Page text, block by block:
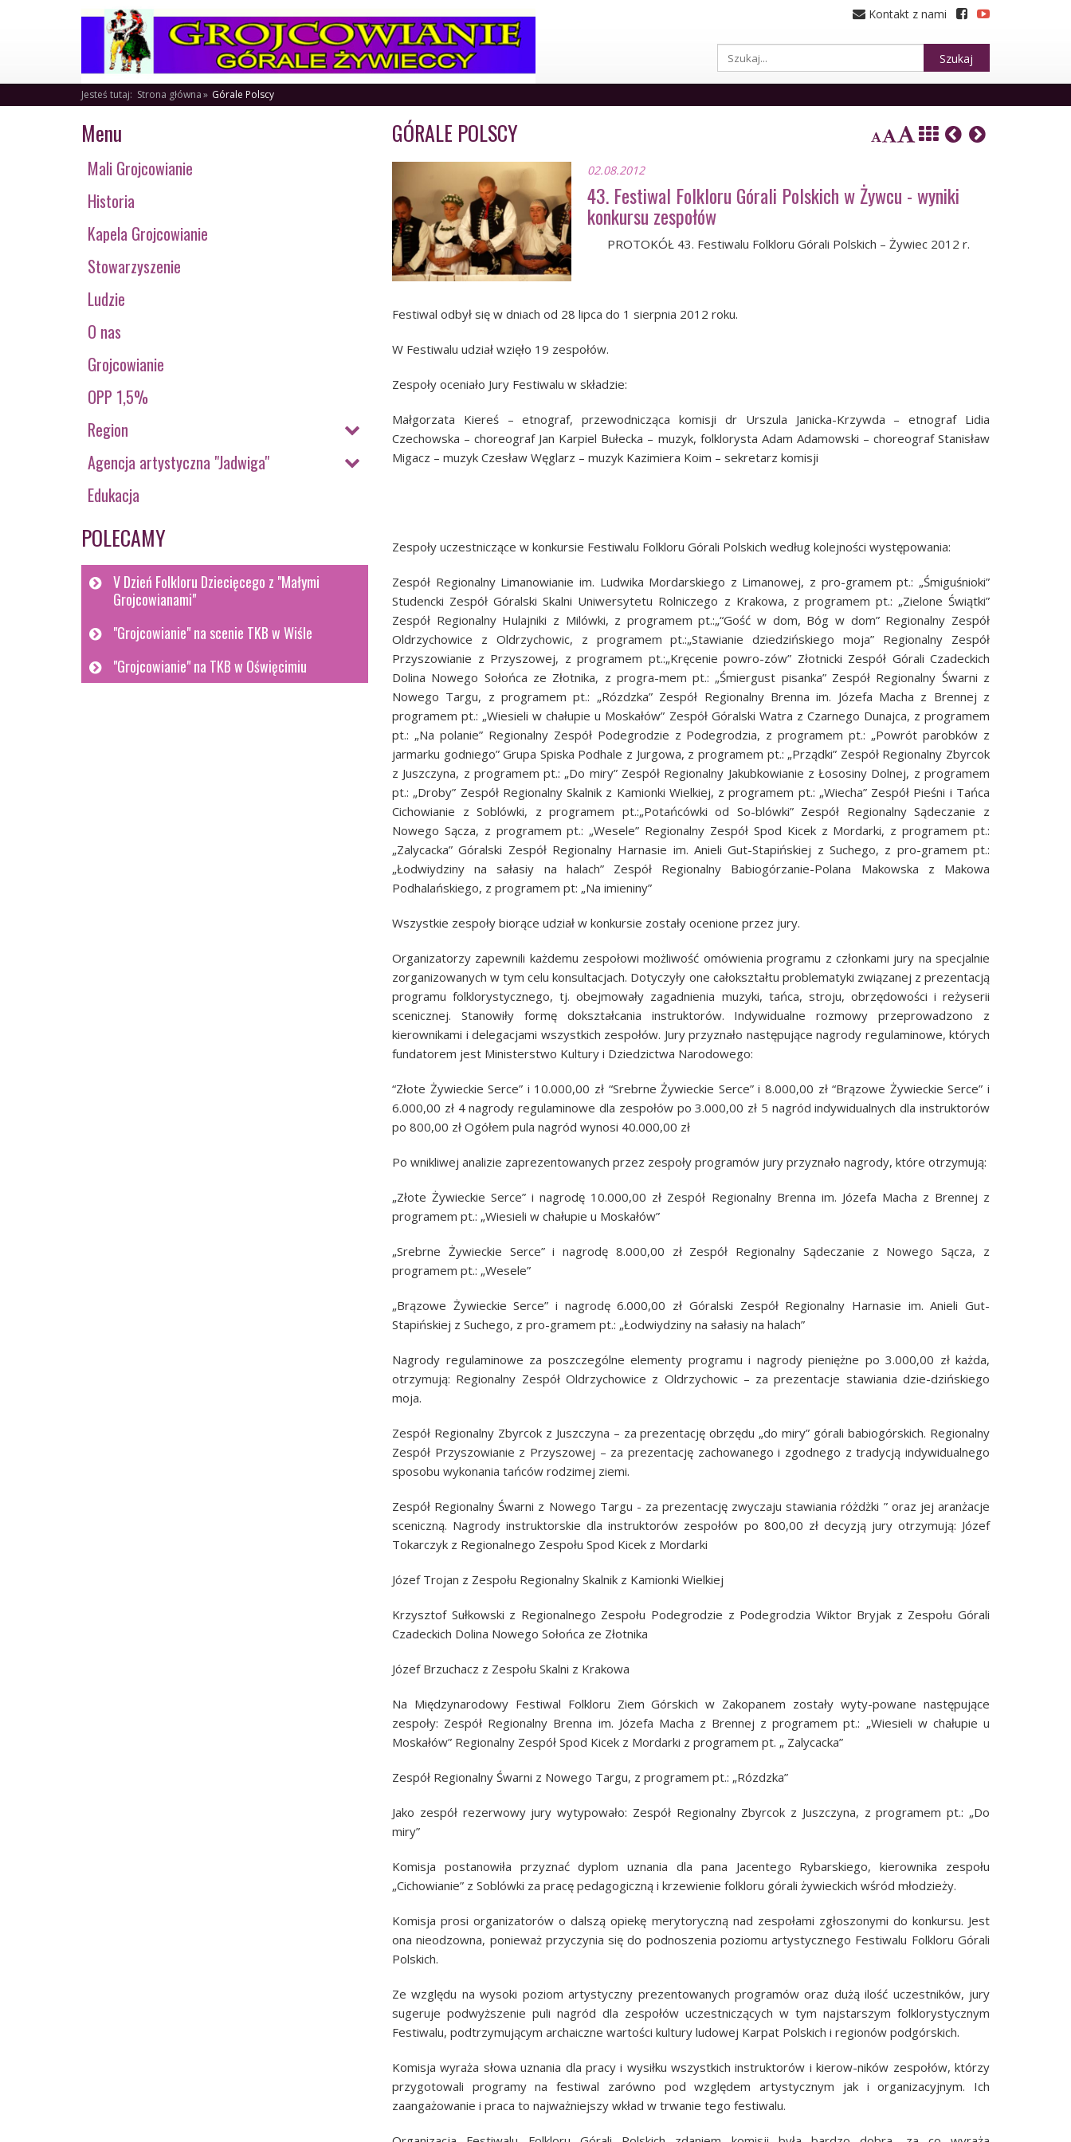
Kontakt z nami
Szukaj
Jesteś tutaj: Strona główna Górale Polscy
Menu
Mali Grojcowianie
Historia
Kapela Grojcowianie
Stowarzyszenie
Ludzie
O nas
Grojcowianie
OPP 1,5%
Region
Agencja artystyczna "Jadwiga"
Edukacja
POLECAMY
V Dzień Folkloru Dziecięcego z "Małymi
Grojcowianami"
"Grojcowianie" na scenie TKB w Wiśle
"Grojcowianie" na TKB w Oświęcimiu
GÓRALE POLSCY
02.08.2012
43. Festiwal Folkloru Górali Polskich w Żywcu - wyniki
konkursu zespołów
PROTOKÓŁ 43. Festiwalu Folkloru Górali Polskich – Żywiec 2012 r.
Festiwal odbył się w dniach od 28 lipca do 1 sierpnia 2012 roku.
W Festiwalu udział wzięło 19 zespołów.
Zespoły oceniało Jury Festiwalu w składzie:
Małgorzata Kiereś – etnograf, przewodnicząca komisji dr Urszula Janicka-Krzywda – etnograf Lidia
Czechowska – choreograf Jan Karpiel Bułecka – muzyk, folklorysta Adam Adamowski – choreograf Stanisław
Migacz – muzyk Czesław Węglarz – muzyk Kazimiera Koim – sekretarz komisji
Zespoły uczestniczące w konkursie Festiwalu Folkloru Górali Polskich według kolejności występowania:
Zespół Regionalny Limanowianie im. Ludwika Mordarskiego z Limanowej, z pro-gramem pt.: „Śmiguśnioki”
Studencki Zespół Góralski Skalni Uniwersytetu Rolniczego z Krakowa, z programem pt.: „Zielone Świątki”
Zespół Regionalny Hulajniki z Milówki, z programem pt.:„“Gość w dom, Bóg w dom” Regionalny Zespół
Oldrzychowice z Oldrzychowic, z programem pt.:„Stawianie dziedzińskiego moja” Regionalny Zespół
Przyszowianie z Przyszowej, z programem pt.:„Kręcenie powro-zów” Złotnicki Zespół Górali Czadeckich
Dolina Nowego Sołońca ze Złotnika, z progra-mem pt.: „Śmiergust pisanka” Zespół Regionalny Śwarni z
Nowego Targu, z programem pt.: „Rózdzka” Zespół Regionalny Brenna im. Józefa Macha z Brennej z
programem pt.: „Wiesieli w chałupie u Moskałów” Zespół Góralski Watra z Czarnego Dunajca, z programem
pt.: „Na polanie” Regionalny Zespół Podegrodzie z Podegrodzia, z programem pt.: „Powrót parobków z
jarmarku godniego” Grupa Spiska Podhale z Jurgowa, z programem pt.: „Prządki” Zespół Regionalny Zbyrcok
z Juszczyna, z programem pt.: „Do miry” Zespół Regionalny Jakubkowianie z Łososiny Dolnej, z programem
pt.: „Droby” Zespół Regionalny Skalnik z Kamionki Wielkiej, z programem pt.: „Wiecha” Zespół Pieśni i Tańca
Cichowianie z Soblówki, z programem pt.:„Potańcówki od So-blówki” Zespół Regionalny Sądeczanie z
Nowego Sącza, z programem pt.: „Wesele” Regionalny Zespół Spod Kicek z Mordarki, z programem pt.:
„Zalycacka” Góralski Zespół Regionalny Harnasie im. Anieli Gut-Stapińskiej z Suchego, z pro-gramem pt.:
„Łodwiydziny na sałasiy na halach” Zespół Regionalny Babiogórzanie-Polana Makowska z Makowa
Podhalańskiego, z programem pt: „Na imieniny”
Wszystkie zespoły biorące udział w konkursie zostały ocenione przez jury.
Organizatorzy zapewnili każdemu zespołowi możliwość omówienia programu z członkami jury na specjalnie
zorganizowanych w tym celu konsultacjach. Dotyczyły one całokształtu problematyki związanej z prezentacją
programu folklorystycznego, tj. obejmowały zagadnienia muzyki, tańca, stroju, obrzędowości i reżyserii
scenicznej. Stanowiły formę dokształcania instruktorów. Indywidualne rozmowy przeprowadzono z
kierownikami i delegacjami wszystkich zespołów. Jury przyznało następujące nagrody regulaminowe, których
fundatorem jest Ministerstwo Kultury i Dziedzictwa Narodowego:
“Złote Żywieckie Serce” i 10.000,00 zł “Srebrne Żywieckie Serce” i 8.000,00 zł “Brązowe Żywieckie Serce” i
6.000,00 zł 4 nagrody regulaminowe dla zespołów po 3.000,00 zł 5 nagród indywidualnych dla instruktorów
po 800,00 zł Ogółem pula nagród wynosi 40.000,00 zł
Po wnikliwej analizie zaprezentowanych przez zespoły programów jury przyznało nagrody, które otrzymują:
„Złote Żywieckie Serce” i nagrodę 10.000,00 zł Zespół Regionalny Brenna im. Józefa Macha z Brennej z
programem pt.: „Wiesieli w chałupie u Moskałów”
„Srebrne Żywieckie Serce” i nagrodę 8.000,00 zł Zespół Regionalny Sądeczanie z Nowego Sącza, z
programem pt.: „Wesele”
„Brązowe Żywieckie Serce” i nagrodę 6.000,00 zł Góralski Zespół Regionalny Harnasie im. Anieli Gut-
Stapińskiej z Suchego, z pro-gramem pt.: „Łodwiydziny na sałasiy na halach”
Nagrody regulaminowe za poszczególne elementy programu i nagrody pieniężne po 3.000,00 zł każda,
otrzymują: Regionalny Zespół Oldrzychowice z Oldrzychowic – za prezentacje stawiania dzie-dzińskiego
moja.
Zespół Regionalny Zbyrcok z Juszczyna – za prezentację obrzędu „do miry” górali babiogórskich. Regionalny
Zespół Przyszowianie z Przyszowej – za prezentację zachowanego i zgodnego z tradycją indywidualnego
sposobu wykonania tańców rodzimej ziemi.
Zespół Regionalny Śwarni z Nowego Targu - za prezentację zwyczaju stawiania różdżki ” oraz jej aranżacje
sceniczną. Nagrody instruktorskie dla instruktorów zespołów po 800,00 zł decyzją jury otrzymują: Józef
Tokarczyk z Regionalnego Zespołu Spod Kicek z Mordarki
Józef Trojan z Zespołu Regionalny Skalnik z Kamionki Wielkiej
Krzysztof Sułkowski z Regionalnego Zespołu Podegrodzie z Podegrodzia Wiktor Bryjak z Zespołu Górali
Czadeckich Dolina Nowego Sołońca ze Złotnika
Józef Brzuchacz z Zespołu Skalni z Krakowa
Na Międzynarodowy Festiwal Folkloru Ziem Górskich w Zakopanem zostały wyty-powane następujące
zespoły: Zespół Regionalny Brenna im. Józefa Macha z Brennej z programem pt.: „Wiesieli w chałupie u
Moskałów” Regionalny Zespół Spod Kicek z Mordarki z programem pt. „ Zalycacka”
Zespół Regionalny Śwarni z Nowego Targu, z programem pt.: „Rózdzka”
Jako zespół rezerwowy jury wytypowało: Zespół Regionalny Zbyrcok z Juszczyna, z programem pt.: „Do
miry”
Komisja postanowiła przyznać dyplom uznania dla pana Jacentego Rybarskiego, kierownika zespołu
„Cichowianie” z Soblówki za pracę pedagogiczną i krzewienie folkloru górali żywieckich wśród młodzieży.
Komisja prosi organizatorów o dalszą opiekę merytoryczną nad zespołami zgłoszonymi do konkursu. Jest
ona nieodzowna, ponieważ przyczynia się do podnoszenia poziomu artystycznego Festiwalu Folkloru Górali
Polskich.
Ze względu na wysoki poziom artystyczny prezentowanych programów oraz dużą ilość uczestników, jury
sugeruje podwyższenie puli nagród dla zespołów uczestniczących w tym najstarszym folklorystycznym
Festiwalu, podtrzymującym archaiczne wartości kultury ludowej Karpat Polskich i regionów podgórskich.
Komisja wyraża słowa uznania dla pracy i wysiłku wszystkich instruktorów i kierow-ników zespołów, którzy
przygotowali programy na festiwal zarówno pod względem artystycznym jak i organizacyjnym. Ich
zaangażowanie i praca to najważniejszy wkład w trwanie tego festiwalu.